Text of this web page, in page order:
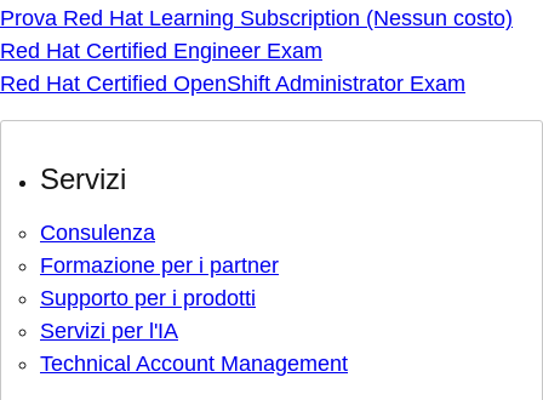
Prova Red Hat Learning Subscription (Nessun costo)
Red Hat Certified Engineer Exam
Red Hat Certified OpenShift Administrator Exam
Servizi
Consulenza
Formazione per i partner
Supporto per i prodotti
Servizi per l'IA
Technical Account Management